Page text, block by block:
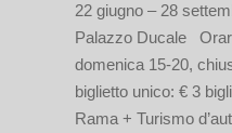
22 giugno – 28
Palazzo Ducale
domenica 15-20,
biglietto unico: € 3
Rama + Turismo